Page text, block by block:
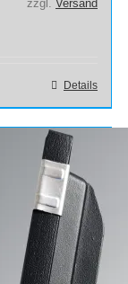
zzgl. Versand
Details